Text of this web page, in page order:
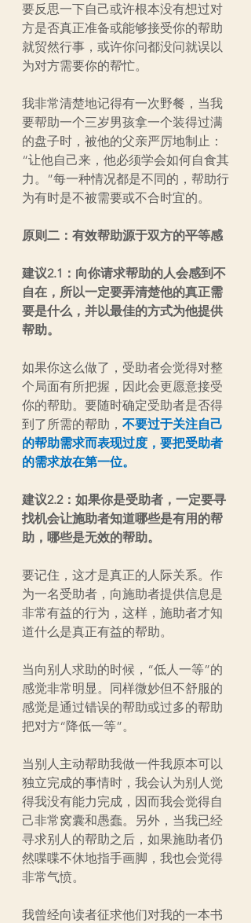
要反思一下自己或许根本没有想过对
方是否真正准备或能够接受你的帮助
就贸然行事，或许你问都没问就误以
为对方需要你的帮忙。
我非常清楚地记得有一次野餐，当我
要帮助一个三岁男孩拿一个装得过满
的盘子时，被他的父亲严厉地制止：
“让他自己来，他必须学会如何自食其
力。”每一种情况都是不同的，帮助行
为有时是不被需要或不合时宜的。
原则二：有效帮助源于双方的平等感
建议2.1：向你请求帮助的人会感到不
自在，所以一定要弄清楚他的真正需
要是什么，并以最佳的方式为他提供
帮助。
如果你这么做了，受助者会觉得对整
个局面有所把握，因此会更愿意接受
你的帮助。要随时确定受助者是否得
到了所需的帮助， 不要过于关注自己
的帮助需求而表现过度，要把受助者
的需求放在第一位。
建议2.2：如果你是受助者，一定要寻
找机会让施助者知道哪些是有用的帮
助，哪些是无效的帮助。
要记住，这才是真正的人际关系。作
为一名受助者，向施助者提供信息是
非常有益的行为，这样，施助者才知
道什么是真正有益的帮助。
当向别人求助的时候，“低人一等”的
感觉非常明显。同样微妙但不舒服的
感觉是通过错误的帮助或过多的帮助
把对方“降低一等”。
当别人主动帮助我做一件我原本可以
独立完成的事情时，我会认为别人觉
得我没有能力完成，因而我会觉得自
己非常窝囊和愚蠢。另外，当我已经
寻求别人的帮助之后，如果施助者仍
然喋喋不休地指手画脚，我也会觉得
非常气愤。
我曾经向读者征求他们对我的一本书